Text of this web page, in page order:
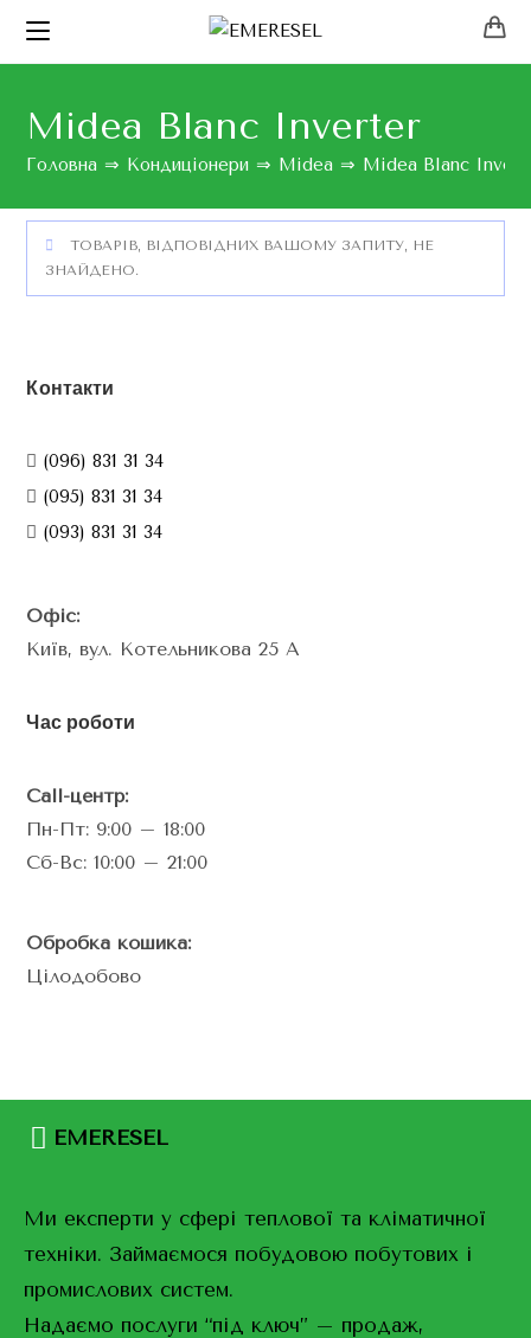
Midea Blanc Inverter
Головна ⇒ Кондиціонери ⇒ Midea ⇒ Midea Blanc
ТОВАРІВ, ВІДПОВІДНИХ ВАШОМУ ЗАПИТУ, НЕ
ЗНАЙДЕНО.
Контакти
(096) 831 31 34
(095) 831 31 34
(093) 831 31 34
Офіс:
Київ, вул. Котельникова 25 А
Час роботи
Call-центр:
Пн-Пт: 9:00 – 18:00
Сб-Вс: 10:00 – 21:00
Обробка кошика:
Цілодобово
EMERESEL
Ми експерти у сфері теплової та кліматичної
техніки. Займаємося побудовою побутових і
промислових систем.
Надаємо послуги “під ключ” – продаж,